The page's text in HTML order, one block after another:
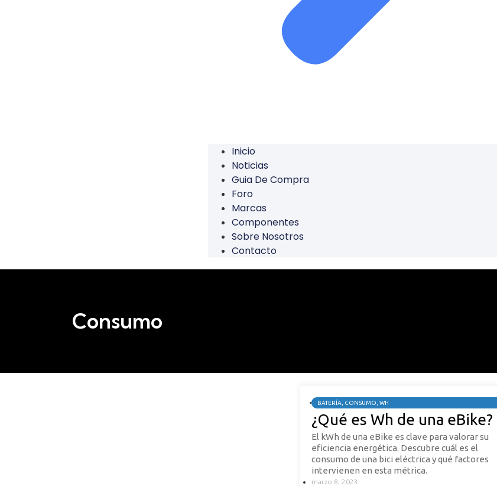
Inicio
Noticias
Guia De Compra
Foro
Marcas
Componentes
Sobre Nosotros
Contacto
Consumo
BATERÍA CONSUMO WH
¿Qué es Wh de una eBike?
El kWh de una eBike es clave para valorar su
eficiencia energética. Descubre cuál es el
consumo de una bici eléctrica y qué factores
intervienen en esta métrica.
marzo 8, 2023